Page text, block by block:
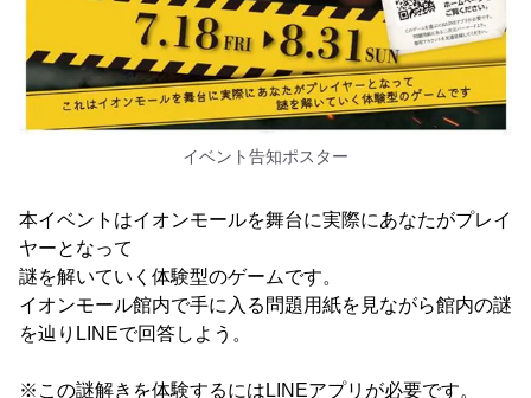
イベント告知ポスター
本イベントはイオンモールを舞台に実際にあなたがプレイ
ヤーとなって
謎を解いていく体験型のゲームです。
イオンモール館内で手に入る問題用紙を見ながら館内の謎
を辿りLINEで回答しよう。
※この謎解きを体験するにはLINEアプリが必要です。